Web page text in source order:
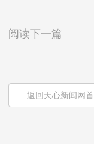
阅读下一篇
返回天心新闻网首